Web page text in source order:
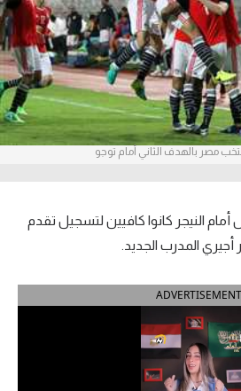
مصر بالهدف الثاني أمام توجو
النيجر كانوا كافيين لتسجيل تقدم
أجيري المدرب الجديد.
ADVERTISEMENT